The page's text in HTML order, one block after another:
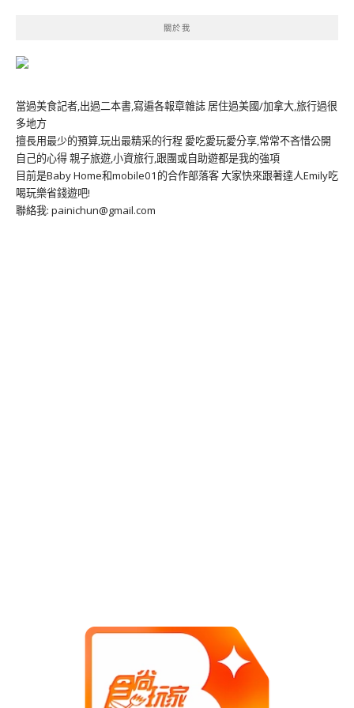
關於我
當過美食記者,出過二本書,寫遍各報章雜誌 居住過美國/加拿大,旅行過很
多地方
擅長用最少的預算,玩出最精采的行程 愛吃愛玩愛分享,常常不吝惜公開
自己的心得 親子旅遊,小資旅行,跟團或自助遊都是我的強項
目前是Baby Home和mobile01的合作部落客 大家快來跟著達人Emily吃
喝玩樂省錢遊吧!
聯絡我: painichun@gmail.com